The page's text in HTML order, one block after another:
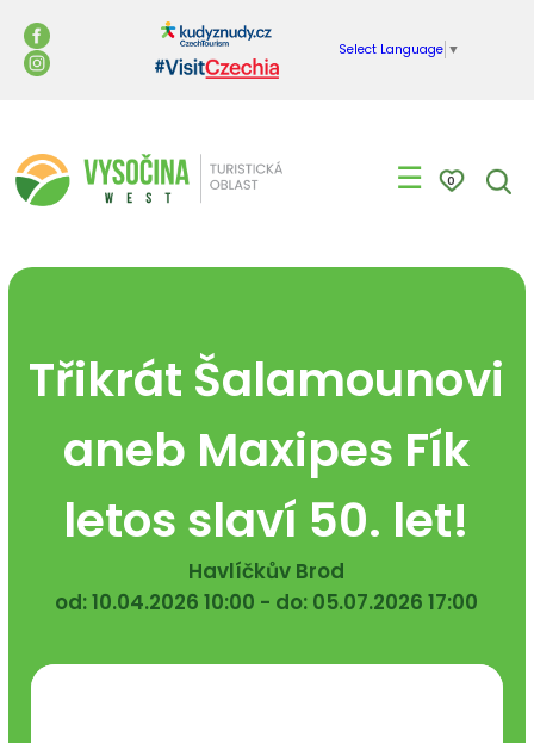
Select Language ▼
☰ 0
Třikrát Šalamounovi
aneb Maxipes Fík
letos slaví 50. let!
Havlíčkův Brod
od: 10.04.2026 10:00 - do: 05.07.2026 17:00